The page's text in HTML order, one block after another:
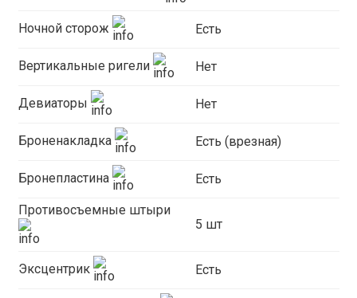
Ночной сторож Есть
Вертикальные ригели Нет
Девиаторы Нет
Броненакладка Есть (врезная)
Бронепластина Есть
Противосъемные штыри
5 шт
Эксцентрик Есть